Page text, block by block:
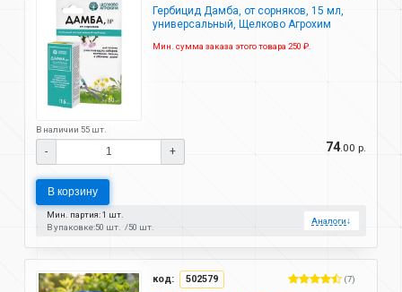
Гербицид Дамба, от сорняков, 15 мл,
универсальный, Щелково Агрохим
Мин. сумма заказа этого товара 250 ₽.
В наличии 55 шт.
- + 74.00 р.
В корзину
Мин. партия: 1 шт.
В упаковке:50 шт. 50 шт.
Аналоги↓
код: 502579 (7)